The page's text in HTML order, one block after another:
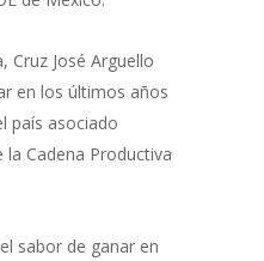
Cruz José Arguello
en los últimos años
país asociado
Cadena Productiva
sabor de ganar en